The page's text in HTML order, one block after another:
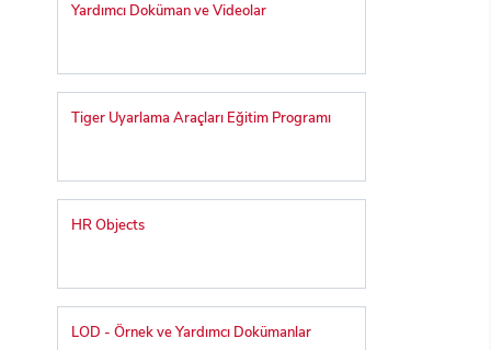
Yardımcı Doküman ve Videolar
Tiger Uyarlama Araçları Eğitim Programı
HR Objects
LOD - Örnek ve Yardımcı Dokümanlar